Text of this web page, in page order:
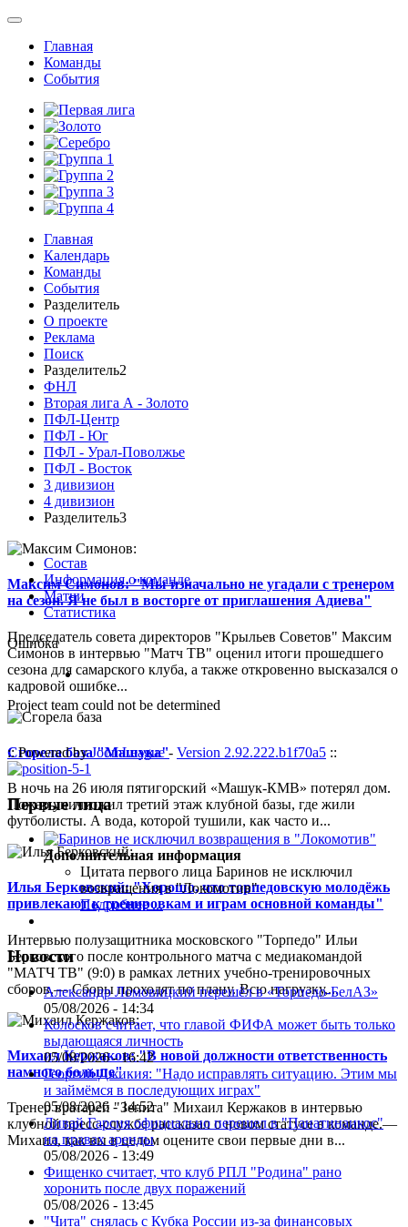
Главная
Команды
События
Главная
Календарь
Команды
События
Разделитель
О проекте
Реклама
Поиск
Разделитель2
ФНЛ
Вторая лига А - Золото
ПФЛ-Центр
ПФЛ - Юг
ПФЛ - Урал-Поволжье
ПФЛ - Восток
3 дивизион
4 дивизион
Разделитель3
Максим Симонов: "Мы изначально не угадали с тренером
на сезон. Я не был в восторге от приглашения Адиева"
Председатель совета директоров "Крыльев Советов" Максим
Симонов в интервью "Матч ТВ" оценил итоги прошедшего
сезона для самарского клуба, а также откровенно высказался о
кадровой ошибке...
Сгорела база "Машука"
В ночь на 26 июля пятигорский «Машук-КМВ» потерял дом.
Пожар уничтожил третий этаж клубной базы, где жили
футболисты. А вода, которой тушили, как часто и...
Илья Берковский: "Хорошо, что торпедовскую молодёжь
привлекают к тренировкам и играм основной команды"
Интервью полузащитника московского "Торпедо" Ильи
Берковского после контрольного матча с медиакомандой
"МАТЧ ТВ" (9:0) в рамках летних учебно-тренировочных
сборов.— Сборы проходят по плану. Всю нагрузку,...
Михаил Кержаков: "В новой должности ответственность
намного больше"
Тренер вратарей "Зенита" Михаил Кержаков в интервью
клубной пресс-службе рассказал о новом статусе в команде.—
Михаил, как вы в целом оцените свои первые дни в...
Состав
Информация о команде
Матчи
Статистика
Ошибка
Project team could not be determined
:: Powered byJoomLeague- Version 2.92.222.b1f70a5 ::
Первые лица
Дополнительная информация
Цитата первого лица Баринов не исключил
возвращения в "Локомотив"
Подробнее ...
Новости
Александр Ломовицкий перешёл в «Торпедо-БелАЗ»
05/08/2026 - 14:34
Колосков считает, что главой ФИФА может быть только
выдающаяся личность
05/08/2026 - 16:42
Георгий Джикия: "Надо исправлять ситуацию. Этим мы
и займёмся в последующих играх"
05/08/2026 - 14:52
Ливай Гарсия официально перешел в "Панатинаикос"
на правах аренды
05/08/2026 - 13:49
Фищенко считает, что клуб РПЛ "Родина" рано
хоронить после двух поражений
05/08/2026 - 13:45
"Чита" снялась с Кубка России из-за финансовых